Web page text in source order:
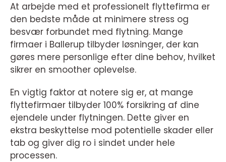
At arbejde med et professionelt flyttefirma er
den bedste måde at minimere stress og
besvær forbundet med flytning. Mange
firmaer i Ballerup tilbyder løsninger, der kan
gøres mere personlige efter dine behov, hvilket
sikrer en smoother oplevelse.
En vigtig faktor at notere sig er, at mange
flyttefirmaer tilbyder 100% forsikring af dine
ejendele under flytningen. Dette giver en
ekstra beskyttelse mod potentielle skader eller
tab og giver dig ro i sindet under hele
processen.